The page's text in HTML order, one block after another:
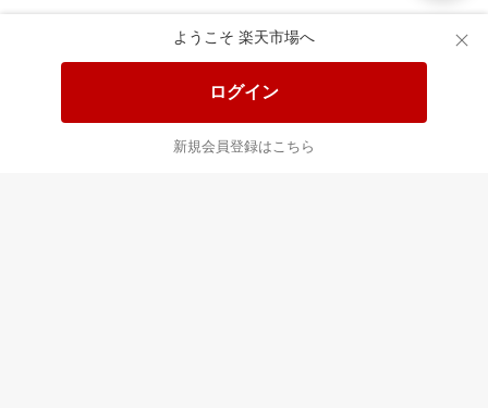
ようこそ 楽天市場へ
ログイン
新規会員登録はこちら
楽天にお店を開きませんか？
楽天ショッピングサービスご利用規約